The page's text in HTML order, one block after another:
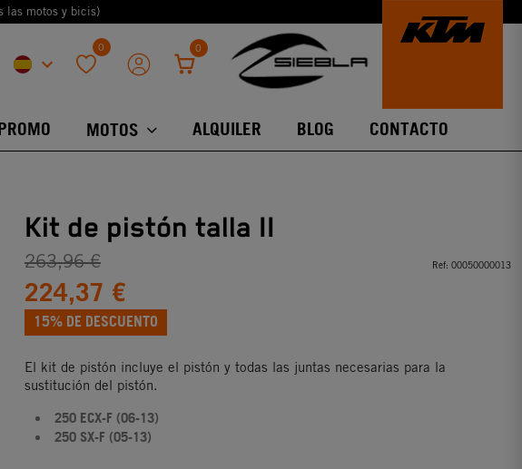
las motos y bicis)
keyboard_arrow_down
0 0
MOTOS ALQUILER BLOG CONTACTO
Kit de pistón talla II
263,96 €
224,37 €
15% DE DESCUENTO
Ref: 00050000013
El kit de pistón incluye el pistón y todas las juntas necesarias para la
sustitución del pistón.
250 ECX-F (06-13)
250 SX-F (05-13)